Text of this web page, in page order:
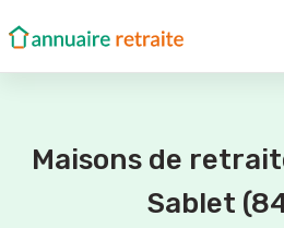
Maisons de
Sablet